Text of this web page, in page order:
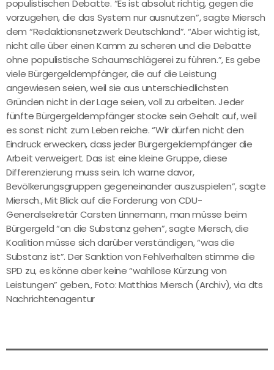
populistischen Debatte. “Es ist absolut richtig, gegen die
vorzugehen, die das System nur ausnutzen”, sagte Miersch
dem “Redaktionsnetzwerk Deutschland”. “Aber wichtig ist,
nicht alle über einen Kamm zu scheren und die Debatte
ohne populistische Schaumschlägerei zu führen.”, Es gebe
viele Bürgergeldempfänger, die auf die Leistung
angewiesen seien, weil sie aus unterschiedlichsten
Gründen nicht in der Lage seien, voll zu arbeiten. Jeder
fünfte Bürgergeldempfänger stocke sein Gehalt auf, weil
es sonst nicht zum Leben reiche. “Wir dürfen nicht den
Eindruck erwecken, dass jeder Bürgergeldempfänger die
Arbeit verweigert. Das ist eine kleine Gruppe, diese
Differenzierung muss sein. Ich warne davor,
Bevölkerungsgruppen gegeneinander auszuspielen”, sagte
Miersch., Mit Blick auf die Forderung von CDU-
Generalsekretär Carsten Linnemann, man müsse beim
Bürgergeld “an die Substanz gehen”, sagte Miersch, die
Koalition müsse sich darüber verständigen, “was die
Substanz ist”. Der Sanktion von Fehlverhalten stimme die
SPD zu, es könne aber keine “wahllose Kürzung von
Leistungen” geben., Foto: Matthias Miersch (Archiv), via dts
Nachrichtenagentur